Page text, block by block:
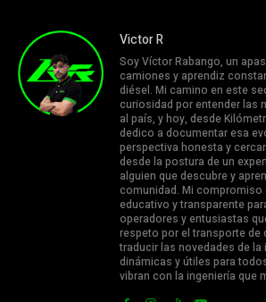
Victor R
Soy Víctor Rabango, un
camiones y aprendiz
diésel. Mi camino en este
curiosidad por entender las
al país, y hoy, desde
dedico a documentar esa
perspectiva honesta y
desde la postura de un
alguien que descubre y
comunidad. Mi
educativo y transparente
operadores y entusiastas
respeto por el transporte de
traducir las novedades de
dinámicas y útiles para
vibran con la ingeniería que